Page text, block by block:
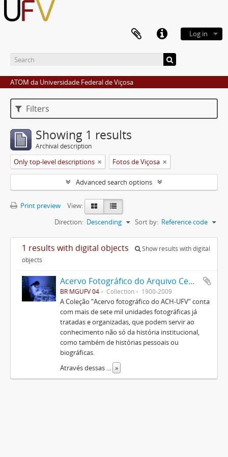
Log in
ATOM da Universidade Federal de Viçosa
Filters
Showing 1 results
Archival description
Only top-level descriptions Fotos de Viçosa
Advanced search options
Print preview
View:
Sort by: Reference code
Direction: Descending
1 results with digital objects
Show results with digital
objects
Acervo Fotográfico do Arquivo Central Histórico da UFV
BR MGUFV 04 Collection 1900-2009
A Coleção “Acervo fotográfico do ACH-UFV” conta
com mais de sete mil unidades fotográficas já
tratadas e organizadas, que podem servir ao
conhecimento não só da história institucional,
como também de histórias pessoais ou
biográficas.
Através dessas
»